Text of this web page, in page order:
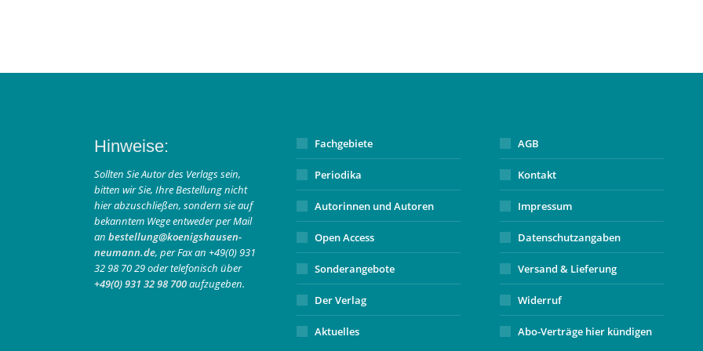
Hinweise:
Sollten Sie Autor des Verlags sein,
bitten wir Sie, Ihre Bestellung nicht
hier abzuschließen, sondern sie auf
bekanntem Wege entweder per Mail
an bestellung@koenigshausen-
neumann.de, per Fax an +49(0) 931
32 98 70 29 oder telefonisch über
+49(0) 931 32 98 700aufzugeben.
Fachgebiete
Periodika
Autorinnen und Autoren
Open Access
Sonderangebote
Der Verlag
Aktuelles
AGB
Kontakt
Impressum
Datenschutzangaben
Versand & Lieferung
Widerruf
Abo-Verträge hier kündigen